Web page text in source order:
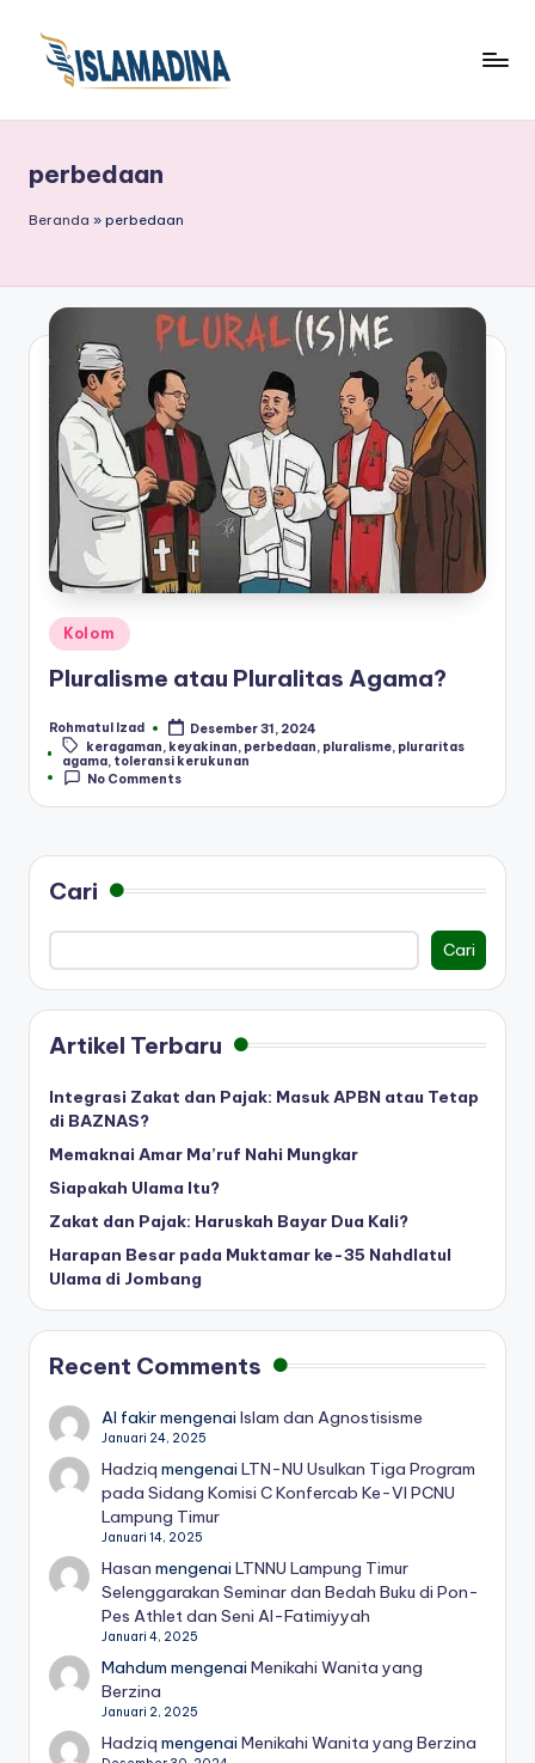
perbedaan
Beranda » perbedaan
Posted
in
Kolom
Pluralisme atau Pluralitas Agama?
Posted
by
Rohmatul Izad
Desember 31, 2024
Tags:keragaman, keyakinan, perbedaan, pluralisme, pluraritas
agama, toleransi kerukunan
No Comments
Cari
Cari
Artikel Terbaru
Integrasi Zakat dan Pajak: Masuk APBN atau Tetap
di BAZNAS?
Memaknai Amar Ma’ruf Nahi Mungkar
Siapakah Ulama Itu?
Zakat dan Pajak: Haruskah Bayar Dua Kali?
Harapan Besar pada Muktamar ke-35 Nahdlatul
Ulama di Jombang
Recent Comments
Al fakirmengenaiIslam dan Agnostisisme
Januari 24, 2025
Hadziq mengenaiLTN-NU Usulkan Tiga Program
pada Sidang Komisi C Konfercab Ke-VI PCNU
Lampung Timur
Januari 14, 2025
Hasan mengenaiLTNNU Lampung Timur
Selenggarakan Seminar dan Bedah Buku di Pon-
Pes Athlet dan Seni Al-Fatimiyyah
Januari 4, 2025
Mahdum mengenaiMenikahi Wanita yang
Berzina
Januari 2, 2025
Hadziq mengenaiMenikahi Wanita yang Berzina